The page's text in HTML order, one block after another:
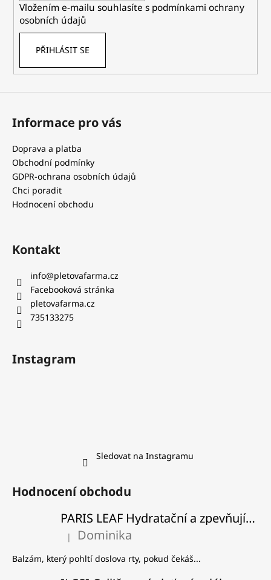
Vložením e-mailu souhlasíte s podmínkami ochrany
osobních údajů
PŘIHLÁSIT SE
Informace pro vás
Doprava a platba
Obchodní podmínky
GDPR-ochrana osobních údajů
Chci poradit
Hodnocení obchodu
Kontakt
info@pletovafarma.cz
Facebooková stránka
pletovafarma.cz
735133275
Instagram
Sledovat na Instagramu
Hodnocení obchodu
PARIS LEAF Hydratační a zpevňující balzám na rty
Hodnocení produktu je 5 z 5 hvězdiček.
| Dominika
Balzám, který pohltí doslova rty, pokud čekáš...